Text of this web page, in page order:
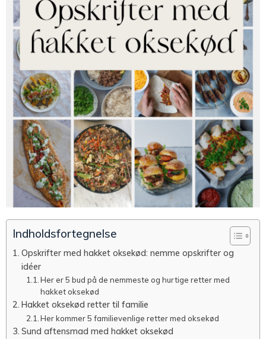
Indholdsfortegnelse
Opskrifter med hakket oksekød: nemme opskrifter og
idéer
Her er 5 bud på de nemmeste og hurtige retter med
hakket oksekød
Hakket oksekød retter til familie
Her kommer 5 familievenlige retter med oksekød
Sund aftensmad med hakket oksekød